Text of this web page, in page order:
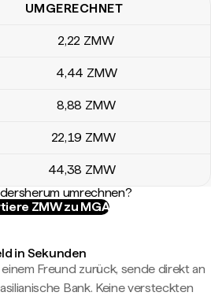
Ariary zu Kwacha
UMGERECHNET
2,22 ZMW
4,44 ZMW
8,88 ZMW
22,19 ZMW
44,38 ZMW
umrechnen?
ZMW zu MGA
in Sekunden
Freund zurück, sende direkt an
Bank. Keine versteckten